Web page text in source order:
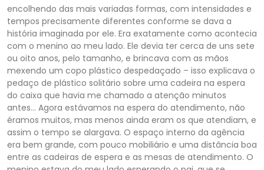
encolhendo das mais variadas formas, com intensidades e
tempos precisamente diferentes conforme se dava a
história imaginada por ele. Era exatamente como acontecia
com o menino ao meu lado. Ele devia ter cerca de uns sete
ou oito anos, pelo tamanho, e brincava com as mãos
mexendo um copo plástico despedaçado – isso explicava o
pedaço de plástico solitário sobre uma cadeira na espera
do caixa que havia me chamado a atenção minutos
antes… Agora estávamos na espera do atendimento, não
éramos muitos, mas menos ainda eram os que atendiam, e
assim o tempo se alargava. O espaço interno da agência
era bem grande, com pouco mobiliário e uma distância boa
entre as cadeiras de espera e as mesas de atendimento. O